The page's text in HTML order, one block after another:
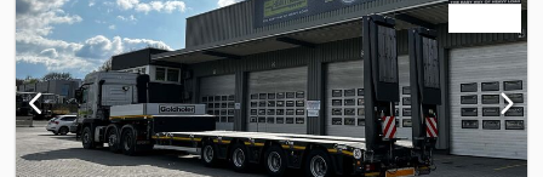
2.300 mm Visina utovarne površine pri max. opterećenju: 860 mm
Ukupna širina: 2.540 mm Hod ogibljenja: -55/+145 mm Tehnički opis:
Labudov vrat: Sa zakošenim uglovima napred 45° i zadnjim
zakošenjem cca 760 mm x 10° 3 para veznih prstenova (LC 5.000
daN) Tvrdi drveni pod debljine 30 mm Utoverna površina na
izvlačenje Sa zadnjim zakošenjem cca 1.000 mm x 8° 5 parova
sklopivih veznih prstenova sa spoljne strane (LC 5.000 daN) 3 para